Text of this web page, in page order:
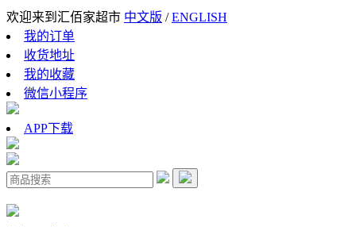
欢迎来到汇佰家超市 中文版 /ENGLISH
我的订单
收货地址
我的收藏
微信小程序
APP下载